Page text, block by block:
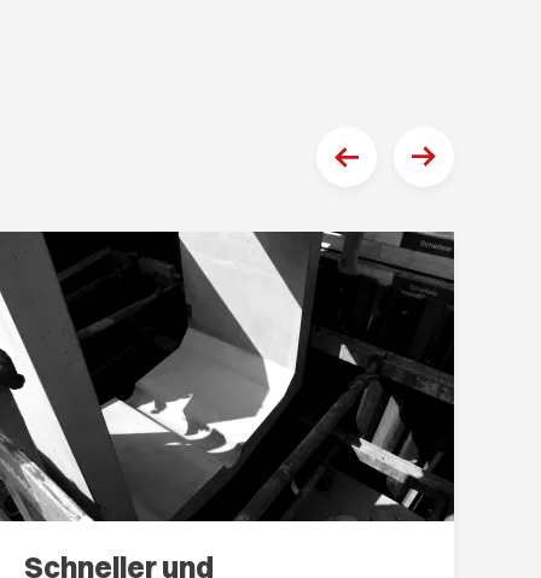
Schneller und